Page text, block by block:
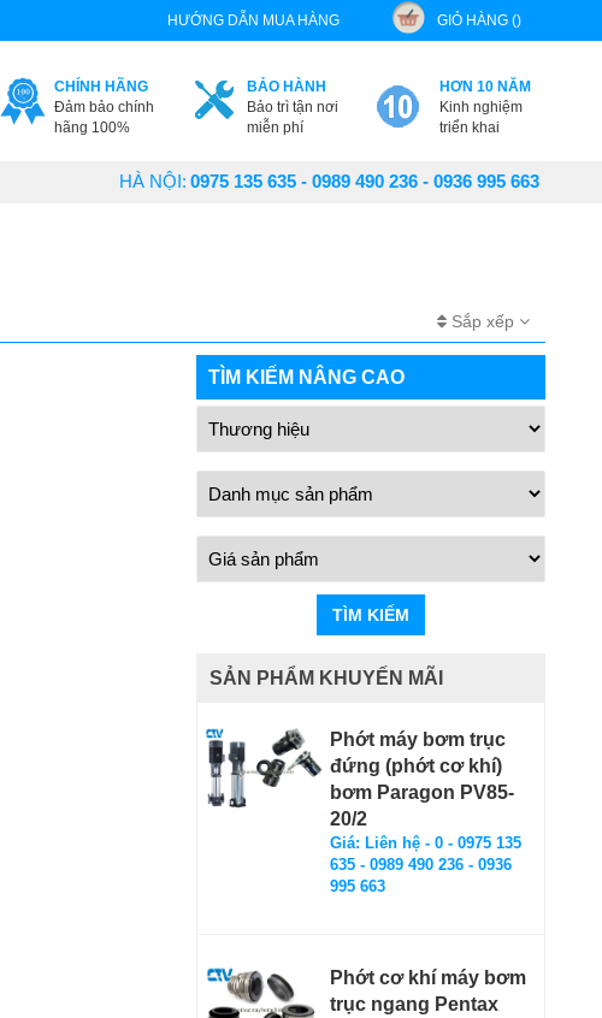
HƯỚNG DẪN MUA HÀNG GIỎ HÀNG ()
CHÍNH HÃNG
Đảm bảo chính
hãng 100%
BẢO HÀNH
Bảo trì tận nơi
miễn phí
HƠN 10 NĂM
Kinh nghiệm
triển khai
HÀ NỘI: 0975 135 635 - 0989 490 236 - 0936 995 663
Sắp xếp
TÌM KIẾM NÂNG CAO
TÌM KIẾM
SẢN PHẨM KHUYẾN MÃI
Phớt máy bơm trục
đứng (phớt cơ khí)
bơm Paragon PV85-
20/2
Giá: Liên hệ - 0 - 0975 135
635 - 0989 490 236 - 0936
995 663
Phớt cơ khí máy bơm
trục ngang Pentax